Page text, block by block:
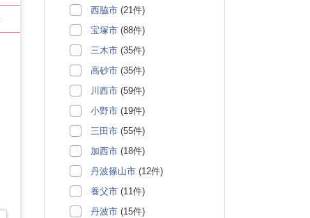
西脇市 (21件)
宝塚市 (88件)
三木市 (35件)
高砂市 (35件)
川西市 (59件)
小野市 (19件)
三田市 (55件)
加西市 (18件)
丹波篠山市 (12件)
養父市 (11件)
丹波市 (15件)